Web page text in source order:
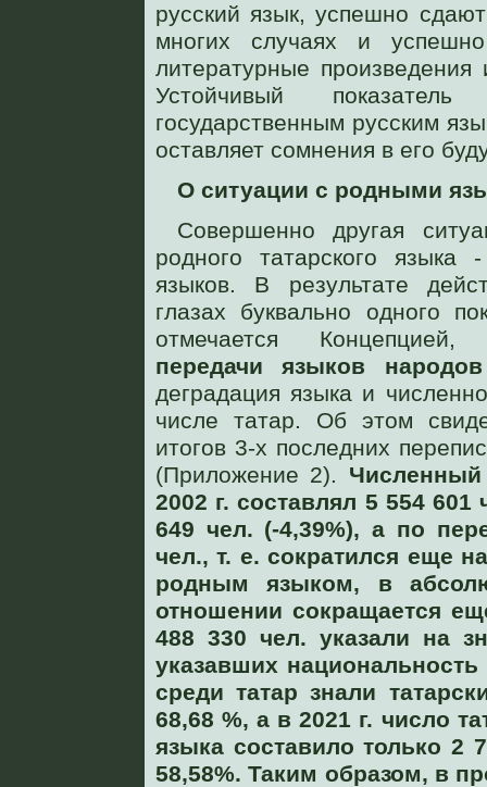
русский язык, успешно
многих случаях и
литературные
Устойчивый
государственным русским
оставляет сомнения в его
О ситуации с родными
Совершенно другая
родного татарского
языков. В результате
глазах буквально одного
отмечается
передачи языков
деградация языка и
числе татар. Об этом
итогов 3-х последних
(Приложение 2). Численный
2002 г. составлял 5 554 601
649 чел. (-4,39%), а по
чел., т. e. сократился еще
родным языком, в
отношении сокращается
488 330 чел. указали на
указавших
среди татар знали
68,68 %, а в 2021 г. число
языка составило только 2
58,58%. Таким образом, в